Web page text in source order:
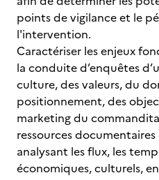
points de vigilance et le
l'intervention.
Caractériser les enjeux
la conduite d’enquêtes
culture, des valeurs, du
positionnement, des
marketing du
ressources
analysant les flux, les
économiques, culturels,